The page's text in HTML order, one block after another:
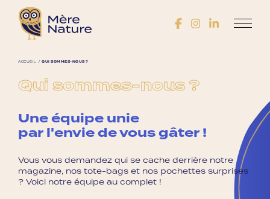
ACCUEIL / QUI SOMMES-NOUS ?
Qui sommes-nous ?
Une équipe unie
par l'envie de vous gâter !
Vous vous demandez qui se cache derrière notre
magazine, nos tote-bags et nos pochettes surprises
? Voici notre équipe au complet !